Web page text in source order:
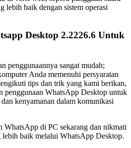
lebih baik dengan sistem operasi
Desktop 2.2226.6 Untuk
penggunaannya sangat mudah;
Anda memenuhi persyaratan
tips dan trik yang kami berikan,
penggunaan WhatsApp Desktop untuk
kenyamanan dalam komunikasi
WhatsApp di PC sekarang dan nikmati
lebih baik melalui WhatsApp Desktop.